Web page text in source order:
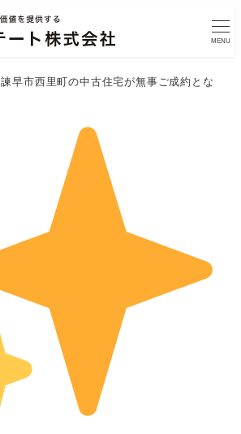
MENU
諫早市西里町の中古住宅が無事ご成約とな